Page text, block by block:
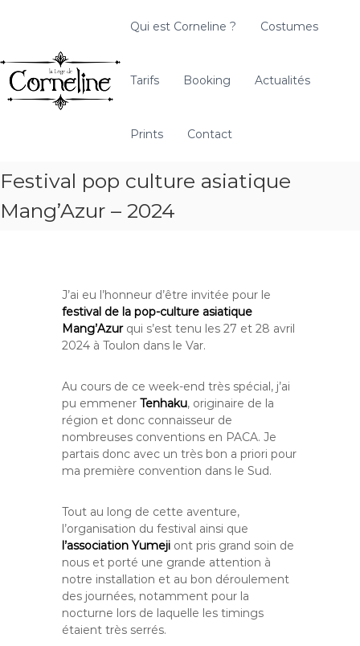
e
t
e
n
L
e
e
C
o
l
i
n
e
t
a
o
t
r
e
Qui est Corneline ? Costumes
Tarifs Booking Actualités
Prints Contact
Festival pop culture asiatique
Mang’Azur – 2024
J’ai eu l’honneur d’être invitée pour le
festival de la pop-culture asiatique
Mang’Azurqui s’est tenu les 27 et 28 avril
2024 à Toulon dans le Var.
Au cours de ce week-end très spécial, j’ai
pu emmenerTenhaku, originaire de la
région et donc connaisseur de
nombreuses conventions en PACA. Je
partais donc avec un très bon a priori pour
ma première convention dans le Sud.
Tout au long de cette aventure,
l’organisation du festival ainsi que
l’association Yumeji ont pris grand soin de
nous et porté une grande attention à
notre installation et au bon déroulement
des journées, notamment pour la
nocturne lors de laquelle les timings
étaient très serrés.